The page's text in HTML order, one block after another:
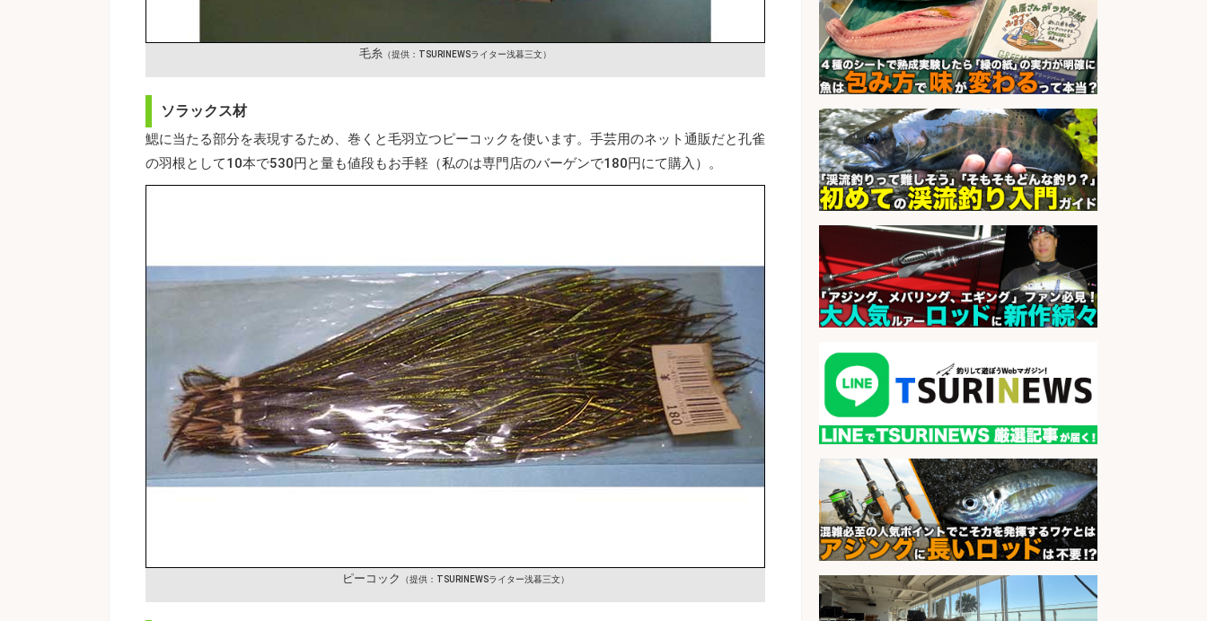
毛糸 （提供：TSURINEWSライター浅暮三文）
ソラックス材
鰓に当たる部分を表現するため、巻くと毛羽立つピーコックを使います。手芸用のネット通販だと孔雀
の羽根として10本で530円と量も値段もお手軽（私のは専門店のバーゲンで180円にて購入）。
ピーコック （提供：TSURINEWSライター浅暮三文）